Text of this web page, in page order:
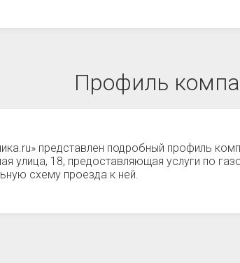
Профиль
представлен подробный профиль
улица, 18, предоставляющая услуги по
схему проезда к ней.